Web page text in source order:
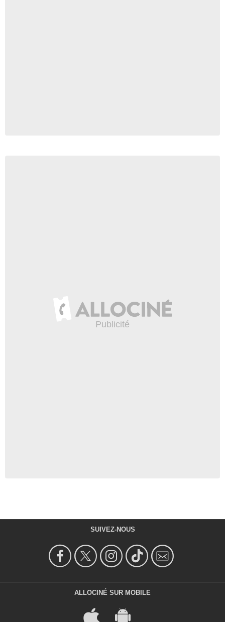
SUIVEZ-NOUS
ALLOCINÉ SUR MOBILE